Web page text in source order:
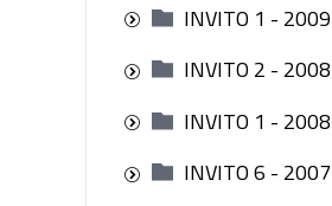
INVITO 1 - 2009
INVITO 2 - 2008
INVITO 1 - 2008
INVITO 6 - 2007